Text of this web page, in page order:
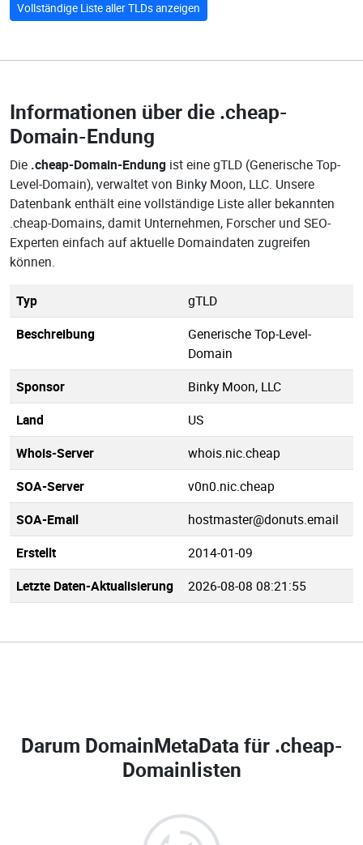
Vollständige Liste aller TLDs anzeigen
Informationen über die .cheap-
Domain-Endung
Die .cheap-Domain-Endung ist eine gTLD (Generische Top-
Level-Domain), verwaltet von Binky Moon, LLC. Unsere
Datenbank enthält eine vollständige Liste aller bekannten
.cheap-Domains, damit Unternehmen, Forscher und SEO-
Experten einfach auf aktuelle Domaindaten zugreifen
können.
Typ
gTLD
Beschreibung
Generische Top-Level-
Domain
Sponsor
Binky Moon, LLC
Land
US
Whois-Server
whois.nic.cheap
SOA-Server
v0n0.nic.cheap
SOA-Email
hostmaster@donuts.email
Erstellt
2014-01-09
Letzte Daten-Aktualisierung
2026-08-08 08:21:55
Darum DomainMetaData für .cheap-
Domainlisten